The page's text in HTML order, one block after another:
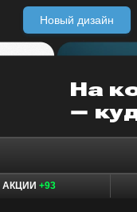
Новый дизайн
АКЦИИ +93